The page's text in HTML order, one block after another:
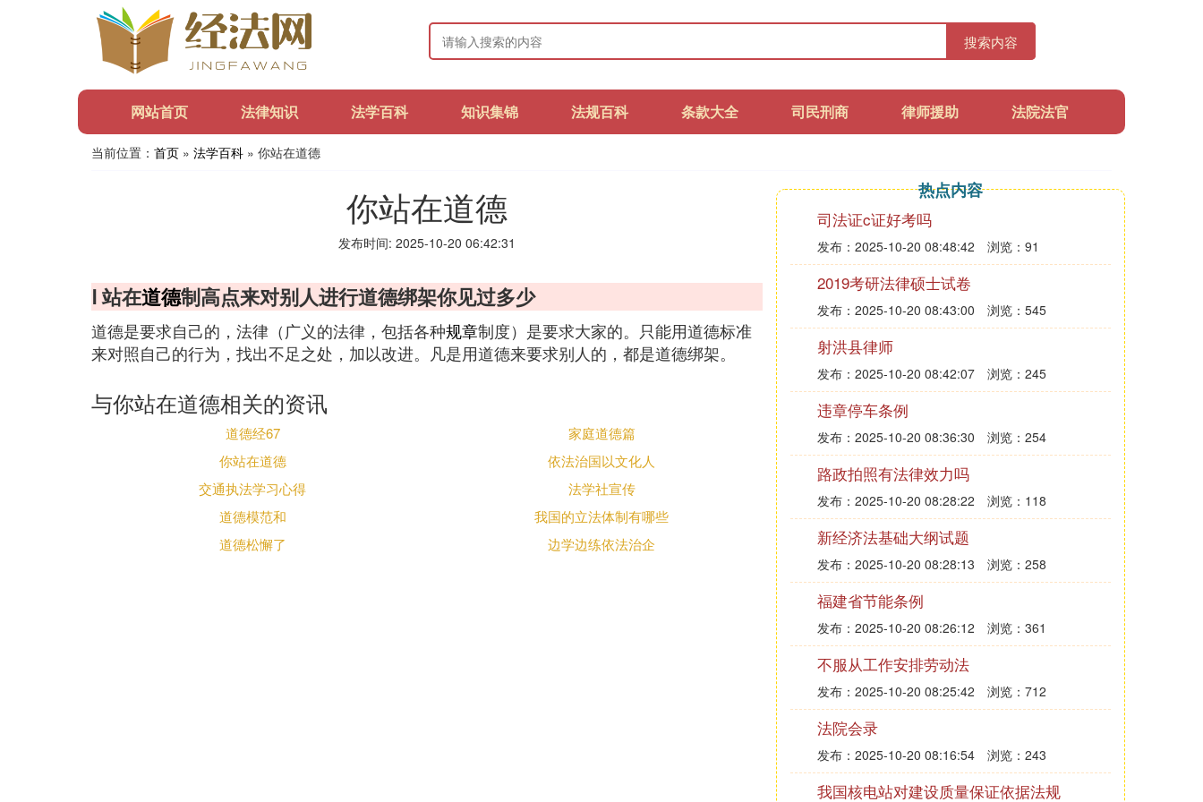
搜索内容
网站首页 法律知识 法学百科 知识集锦 法规百科 条款大全 司民刑商 律师援助 法院法官
当前位置： 首页 » 法学百科 » 你站在道德
你站在道德
发布时间: 2025-10-20 06:42:31
Ⅰ 站在道德制高点来对别人进行道德绑架你见过多少
道德是要求自己的，法律（广义的法律，包括各种规章制度）是要求大家的。只能用道德标准
来对照自己的行为，找出不足之处，加以改进。凡是用道德来要求别人的，都是道德绑架。
与你站在道德相关的资讯
道德经67
家庭道德篇
你站在道德
依法治国以文化人
交通执法学习心得
法学社宣传
道德模范和
我国的立法体制有哪些
道德松懈了
边学边练依法治企
热点内容
司法证c证好考吗
发布：2025-10-20 08:48:42 浏览：91
2019考研法律硕士试卷
发布：2025-10-20 08:43:00 浏览：545
射洪县律师
发布：2025-10-20 08:42:07 浏览：245
违章停车条例
发布：2025-10-20 08:36:30 浏览：254
路政拍照有法律效力吗
发布：2025-10-20 08:28:22 浏览：118
新经济法基础大纲试题
发布：2025-10-20 08:28:13 浏览：258
福建省节能条例
发布：2025-10-20 08:26:12 浏览：361
不服从工作安排劳动法
发布：2025-10-20 08:25:42 浏览：712
法院会录
发布：2025-10-20 08:16:54 浏览：243
我国核电站对建设质量保证依据法规